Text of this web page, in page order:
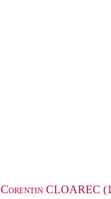
Corentin CLOAREC